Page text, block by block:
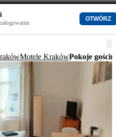
OTWÓRZ
Motele KrakówPokoje